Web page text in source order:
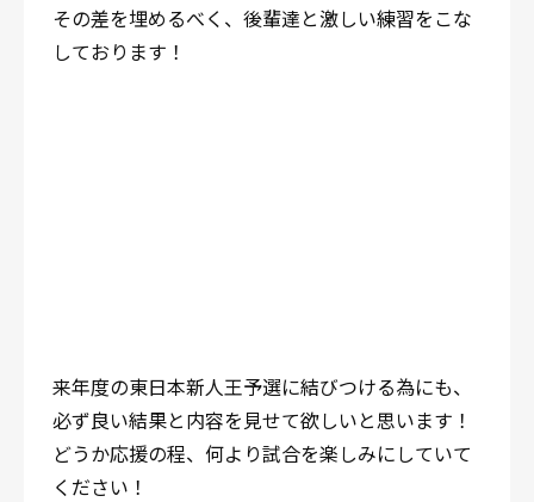
その差を埋めるべく、後輩達と激しい練習をこな
しております！
来年度の東日本新人王予選に結びつける為にも、
必ず良い結果と内容を見せて欲しいと思います！
どうか応援の程、何より試合を楽しみにしていて
ください！